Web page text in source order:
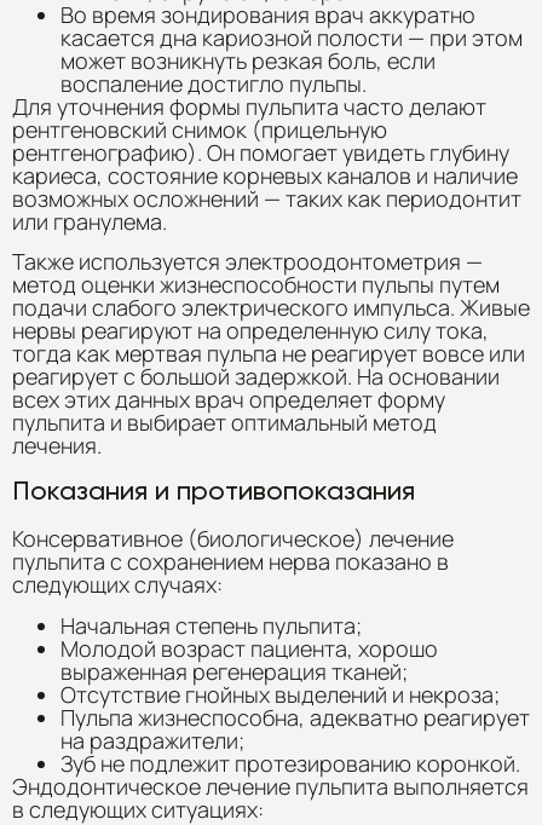
Во время зондирования врач аккуратно
касается дна кариозной полости — при этом
может возникнуть резкая боль, если
воспаление достигло пульпы.
Для уточнения формы пульпита часто делают
рентгеновский снимок (прицельную
рентгенографию). Он помогает увидеть глубину
кариеса, состояние корневых каналов и наличие
возможных осложнений — таких как периодонтит
или гранулема.
Также используется электроодонтометрия —
метод оценки жизнеспособности пульпы путем
подачи слабого электрического импульса. Живые
нервы реагируют на определенную силу тока,
тогда как мертвая пульпа не реагирует вовсе или
реагирует с большой задержкой. На основании
всех этих данных врач определяет форму
пульпита и выбирает оптимальный метод
лечения.
Показания и противопоказания
Консервативное (биологическое) лечение
пульпита с сохранением нерва показано в
следующих случаях:
Начальная степень пульпита;
Молодой возраст пациента, хорошо
выраженная регенерация тканей;
Отсутствие гнойных выделений и некроза;
Пульпа жизнеспособна, адекватно реагирует
на раздражители;
Зуб не подлежит протезированию коронкой.
Эндодонтическое лечение пульпита выполняется
в следующих ситуациях: